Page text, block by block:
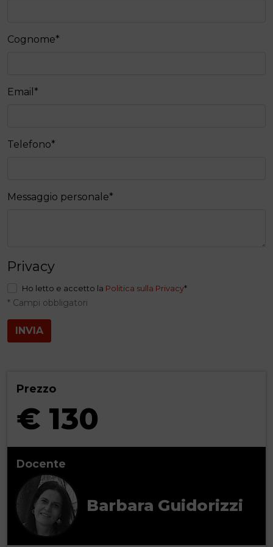
Cognome*
Email *
Telefono*
Messaggio personale*
Privacy
Ho letto e accetto la Politica sulla Privacy*
* Campi obbligatori
INVIA
Prezzo
€ 130
Docente
Barbara Guidorizzi